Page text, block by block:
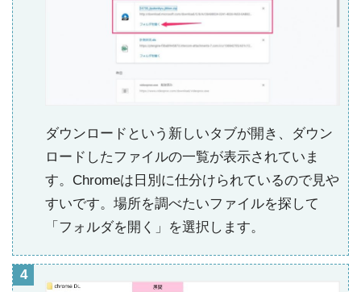
ダウンロードという新しいタブが開き、ダウン
ロードしたファイルの一覧が表示されていま
す。Chromeは日別に仕分けられているので見や
すいです。場所を調べたいファイルを探して
「フォルダを開く」を選択します。